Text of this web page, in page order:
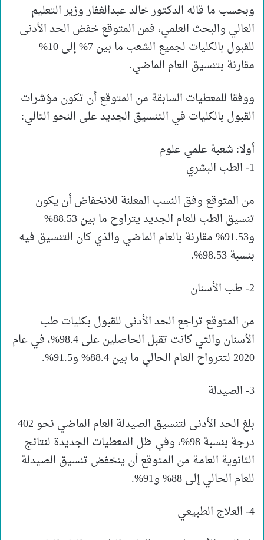
وبحسب ما قاله الدكتور خالد عبدالغفار وزير التعليم
العالي والبحث العلمي، فمن المتوقع خفض الحد الأدنى
للقبول بالكليات لجميع الشعب ما بين 7% إلى 10%
مقارنة بتنسيق العام الماضي.
ووفقا للمعطيات السابقة من المتوقع أن تكون مؤشرات
القبول بالكليات في التنسيق الجديد على النحو التالي:
أولا: شعبة علمي علوم
1- الطب البشري
من المتوقع وفق النسب المعلنة للانخفاض أن يكون
تنسيق الطب للعام الجديد يتراوح ما بين 88.53%
و91.53% مقارنة بالعام الماضي والذي كان التنسيق فيه
بنسبة 98.53%.
2- طب الأسنان
من المتوقع تراجع الحد الأدنى للقبول بكليات طب
الأسنان والتي كانت تقبل الحاصلين على 98.4%، في عام
2020 لتترواح العام الحالي ما بين 88.4% و91.5%.
3- الصيدلة
بلغ الحد الأدنى لتنسيق الصيدلة العام الماضي نحو 402
درجة بنسبة 98%، وفي ظل المعطيات الجديدة لنتائج
الثانوية العامة من المتوقع أن ينخفض تنسيق الصيدلة
للعام الحالي إلى 88% و91%.
4- العلاج الطبيعي